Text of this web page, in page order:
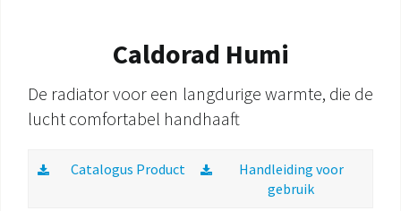
Caldorad Humi
De radiator voor een langdurige warmte, die de
lucht comfortabel handhaaft
Catalogus Product
Handleiding voor
gebruik